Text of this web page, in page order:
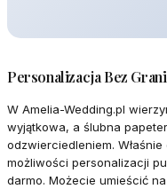
Personalizacja Bez
W Amelia-Wedding.pl
wyjątkowa, a ślubna
odzwierciedleniem.
możliwości personalizacji
darmo. Możecie umieścić